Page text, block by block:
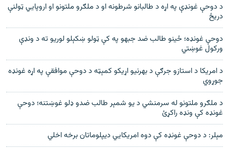
د دوحې غونډې په اړه د طالبانو شرطونه او د ملګرو ملتونو او اروپایي ټولنې
دریځ
دوحې غونډه؛ ځینو طالب ضد جبهو په کې ټولو ښکېلو لوریو ته د ونډې
ورکول غوښتي
د امریکا د استازو جرګې د بهرنیو اړیکو کمېټه د دوحې موافقې په اړه غونډه
جوړوي
د ملګرو ملتونو له سرمنشي د یو شمېر طالب ضدو ډلو غوښتنه؛ دوحې
غونډه کې ونډه راکړئ
مېلر: د دوحې غونډه کې دوه امریکایي دیپلوماتان برخه اخلي